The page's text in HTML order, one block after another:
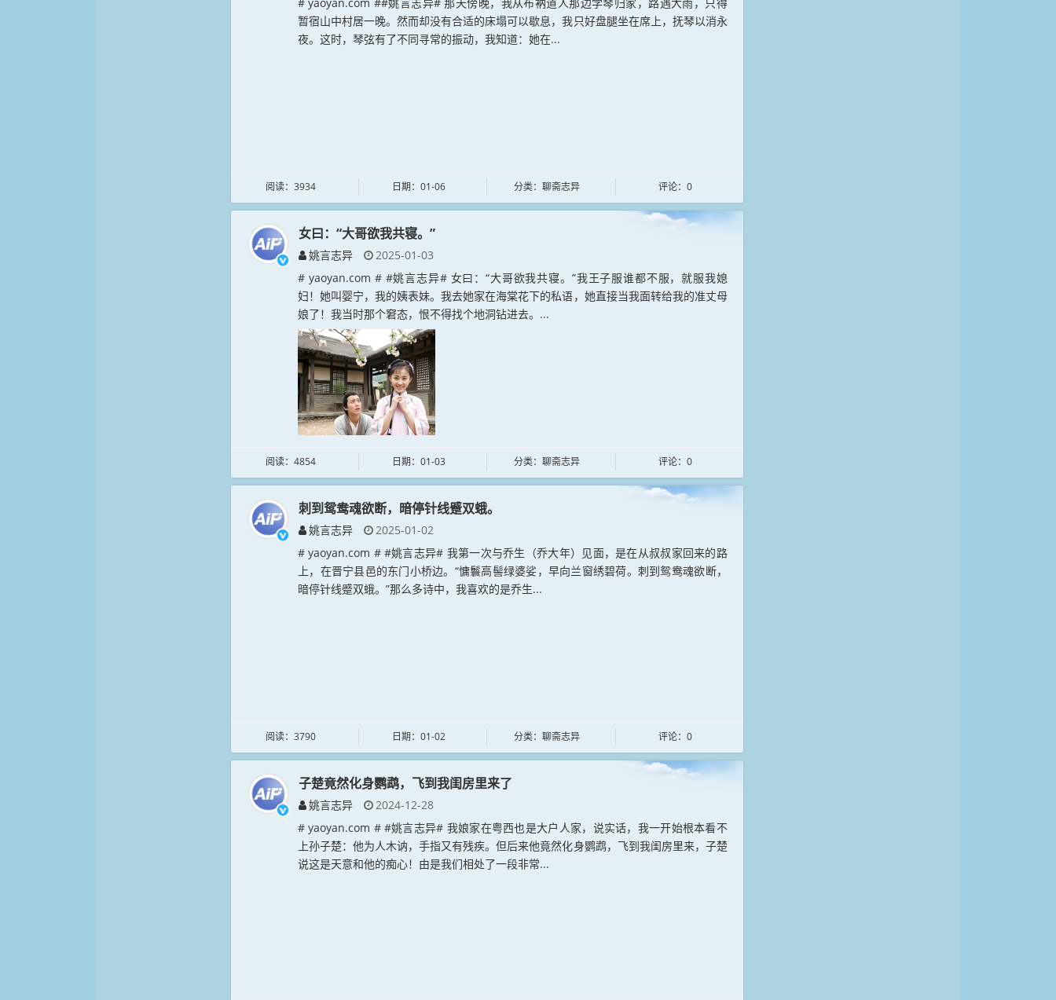
暂宿山中村居一晚。然而却没有合适的床塌可以歇息，我只好盘腿坐在席上，抚琴以消永
夜。这时，琴弦有了不同寻常的振动，我知道：她在...
阅读：3934 日期：01-06 分类：聊斋志异 评论：0
女曰：“大哥欲我共寝。”
姚言志异
2025-01-03
# yaoyan.com # #姚言志异# 女曰：“大哥欲我共寝。”我王子服谁都不服，就服我媳
妇！她叫婴宁，我的姨表妹。我去她家在海棠花下的私语，她直接当我面转给我的准丈母
娘了！我当时那个窘态，恨不得找个地洞钻进去。...
阅读：4854 日期：01-03 分类：聊斋志异 评论：0
刺到鸳鸯魂欲断，暗停针线蹙双蛾。
姚言志异
2025-01-02
# yaoyan.com # #姚言志异# 我第一次与乔生（乔大年）见面，是在从叔叔家回来的路
上，在晋宁县邑的东门小桥边。“慵鬟高髻绿婆娑，早向兰窗绣碧荷。刺到鸳鸯魂欲断，
暗停针线蹙双蛾。”那么多诗中，我喜欢的是乔生...
阅读：3790 日期：01-02 分类：聊斋志异 评论：0
子楚竟然化身鹦鹉，飞到我闺房里来了
姚言志异
2024-12-28
# yaoyan.com # #姚言志异# 我娘家在粤西也是大户人家，说实话，我一开始根本看不
上孙子楚：他为人木讷，手指又有残疾。但后来他竟然化身鹦鹉，飞到我闺房里来，子楚
说这是天意和他的痴心！由是我们相处了一段非常...